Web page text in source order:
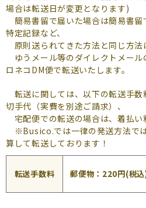
場合は転送日が変更となります)
簡易書留で届いた場合は簡易書
特定記録など、
原則送られてきた方法と同じ方法
ゆうメール等のダイレクトメール
ロネコDM便で転送いたします。
転送に関しては、以下の転送手
切手代（実費を別途ご請求）、
宅配便での転送の場合は、着払い
※Busico.では一律の発送方法で
算して転送しております！
転送手数料 郵便物：220円(税